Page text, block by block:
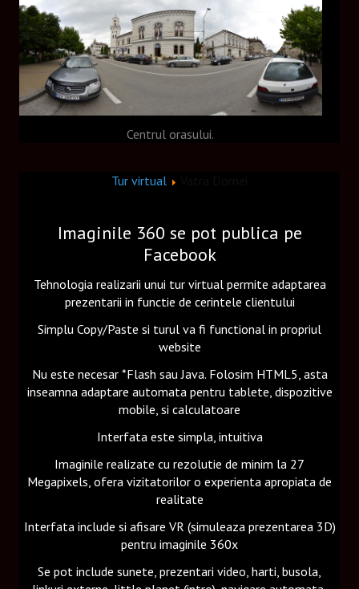
Nikon L27
Monument istoric
Incarcator
CONTACT
Centrul orasului.
Tur virtual
Imaginile 360 se pot publica pe
Facebook
Tehnologia realizarii unui tur virtual permite adaptarea
prezentarii in functie de cerintele clientului
Simplu Copy/Paste si turul va fi functional in propriul
website
Nu este necesar *Flash sau Java. Folosim HTML5, asta
inseamna adaptare automata pentru tablete, dispozitive
mobile, si calculatoare
Interfata este simpla, intuitiva
Imaginile realizate cu rezolutie de minim la 27
Megapixels, ofera vizitatorilor o experienta apropiata de
realitate
Interfata include si afisare VR (simuleaza prezentarea 3D)
pentru imaginile 360x
Se pot include sunete, prezentari video, harti, busola,